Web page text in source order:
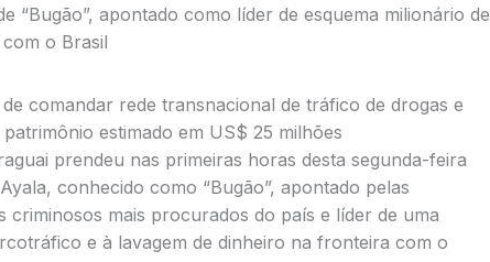
“Bugão”, apontado como líder de esquema milionário de
o Brasil
comandar rede transnacional de tráfico de drogas e
estimado em US$ 25 milhões
prendeu nas primeiras horas desta segunda-feira
, conhecido como “Bugão”, apontado pelas
criminosos mais procurados do país e líder de uma
e à lavagem de dinheiro na fronteira com o